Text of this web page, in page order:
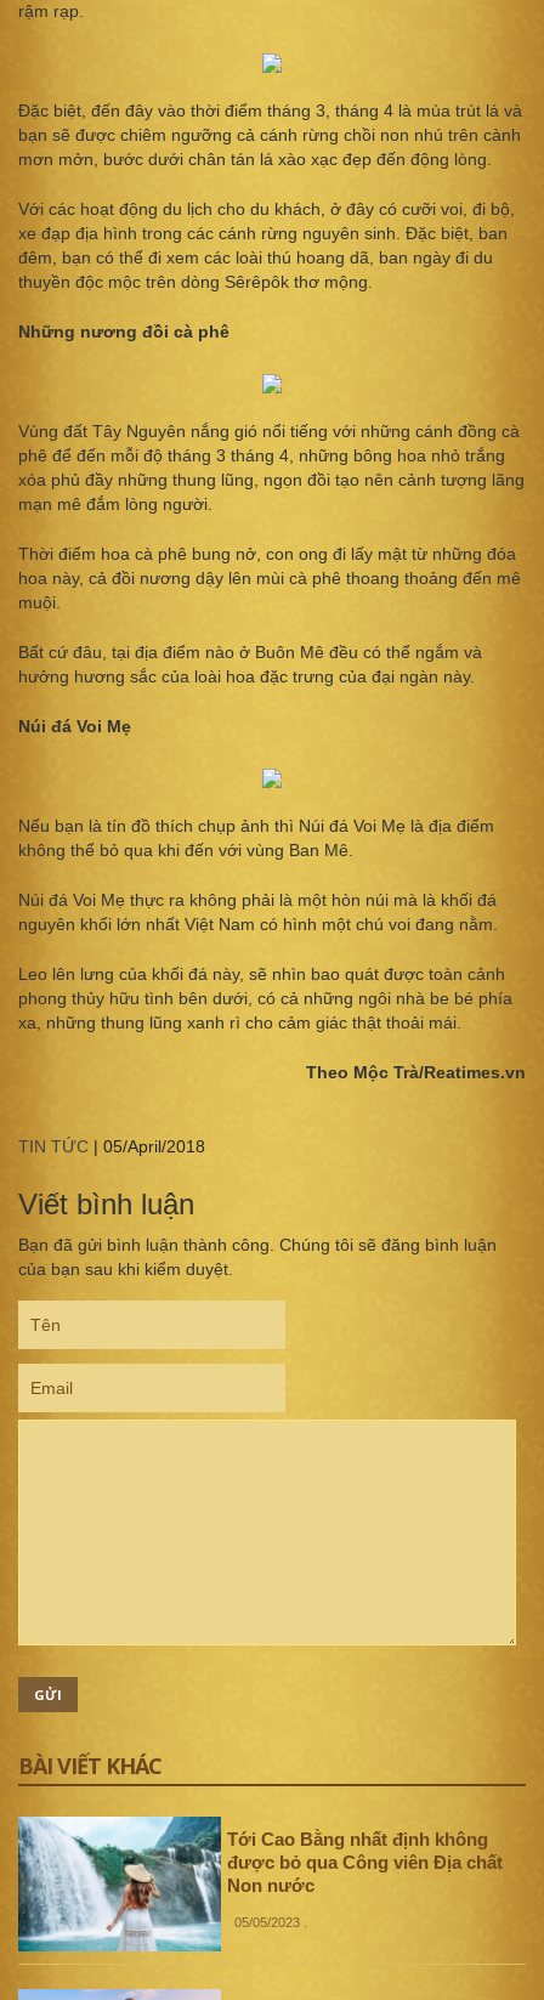
rậm rạp.
Đặc biệt, đến đây vào thời điểm tháng 3, tháng 4 là mùa trút lá và
bạn sẽ được chiêm ngưỡng cả cánh rừng chồi non nhú trên cành
mơn mởn, bước dưới chân tán lá xào xạc đẹp đến động lòng.
Với các hoạt động du lịch cho du khách, ở đây có cưỡi voi, đi bộ,
xe đạp địa hình trong các cánh rừng nguyên sinh. Đặc biệt, ban
đêm, bạn có thể đi xem các loài thú hoang dã, ban ngày đi du
thuyền độc mộc trên dòng Sêrêpôk thơ mộng.
Những nương đồi cà phê
Vùng đất Tây Nguyên nắng gió nổi tiếng với những cánh đồng cà
phê để đến mỗi độ tháng 3 tháng 4, những bông hoa nhỏ trắng
xóa phủ đầy những thung lũng, ngọn đồi tạo nên cảnh tượng lãng
mạn mê đắm lòng người.
Thời điểm hoa cà phê bung nở, con ong đi lấy mật từ những đóa
hoa này, cả đồi nương dậy lên mùi cà phê thoang thoảng đến mê
muội.
Bất cứ đâu, tại địa điểm nào ở Buôn Mê đều có thể ngắm và
hưởng hương sắc của loài hoa đặc trưng của đại ngàn này.
Núi đá Voi Mẹ
Nếu bạn là tín đồ thích chụp ảnh thì Núi đá Voi Mẹ là địa điểm
không thể bỏ qua khi đến với vùng Ban Mê.
Núi đá Voi Mẹ thực ra không phải là một hòn núi mà là khối đá
nguyên khối lớn nhất Việt Nam có hình một chú voi đang nằm.
Leo lên lưng của khối đá này, sẽ nhìn bao quát được toàn cảnh
phong thủy hữu tình bên dưới, có cả những ngôi nhà be bé phía
xa, những thung lũng xanh rì cho cảm giác thật thoải mái.
Theo Mộc Trà/Reatimes.vn
TIN TỨC | 05/April/2018
Viết bình luận
Bạn đã gửi bình luận thành công. Chúng tôi sẽ đăng bình luận
của bạn sau khi kiểm duyệt.
GỬI
BÀI VIẾT KHÁC
Tới Cao Bằng nhất định không
được bỏ qua Công viên Địa chất
Non nước
05/05/2023